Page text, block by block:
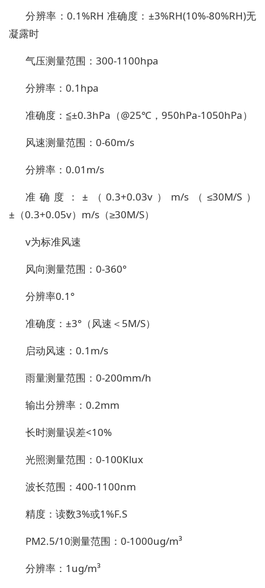
分辨率：0.1%RH 准确度：±3%RH(10%-80%RH)无
凝露时
气压测量范围：300-1100hpa
分辨率：0.1hpa
准确度：≦±0.3hPa（@25℃，950hPa-1050hPa）
风速测量范围：0-60m/s
分辨率：0.01m/s
准确度：±（0.3+0.03v）m/s（≤30M/S）
±（0.3+0.05v）m/s（≥30M/S）
v为标准风速
风向测量范围：0-360°
分辨率0.1°
准确度：±3°（风速＜5M/S）
启动风速：0.1m/s
雨量测量范围：0-200mm/h
输出分辨率：0.2mm
长时测量误差<10%
光照测量范围：0-100Klux
波长范围：400-1100nm
精度：读数3%或1%F.S
PM2.5/10测量范围：0-1000ug/m³
分辨率：1ug/m³